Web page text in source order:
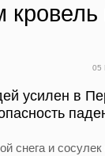
05
усилен в
снега и